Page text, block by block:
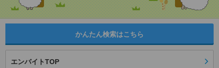
かんたん検索はこちら
エンバイトTOP